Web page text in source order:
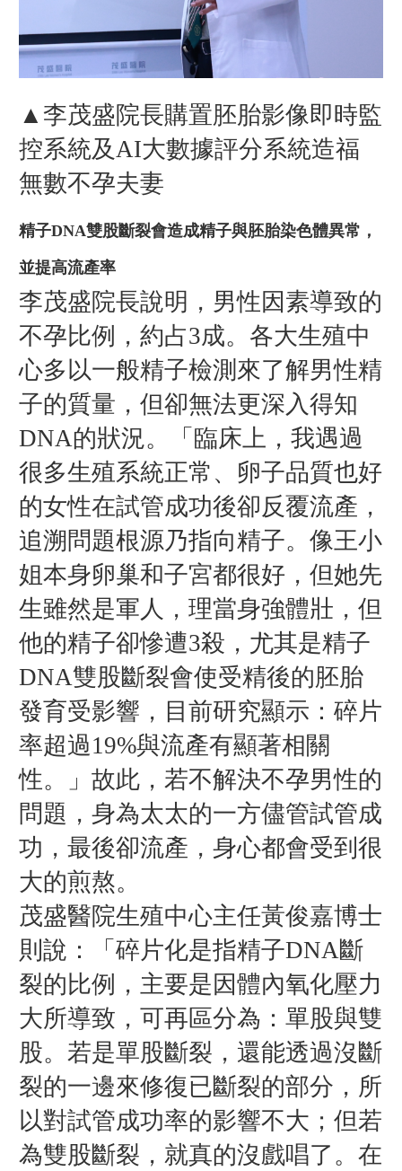
▲李茂盛院長購置胚胎影像即時監
控系統及AI大數據評分系統造福
無數不孕夫妻
精子DNA雙股斷裂會造成精子與胚胎染色體異常，
並提高流產率
李茂盛院長說明，男性因素導致的
不孕比例，約占3成。各大生殖中
心多以一般精子檢測來了解男性精
子的質量，但卻無法更深入得知
DNA的狀況。「臨床上，我遇過
很多生殖系統正常、卵子品質也好
的女性在試管成功後卻反覆流產，
追溯問題根源乃指向精子。像王小
姐本身卵巢和子宮都很好，但她先
生雖然是軍人，理當身強體壯，但
他的精子卻慘遭3殺，尤其是精子
DNA雙股斷裂會使受精後的胚胎
發育受影響，目前研究顯示：碎片
率超過19%與流產有顯著相關
性。」故此，若不解決不孕男性的
問題，身為太太的一方儘管試管成
功，最後卻流產，身心都會受到很
大的煎熬。
茂盛醫院生殖中心主任黃俊嘉博士
則說：「碎片化是指精子DNA斷
裂的比例，主要是因體內氧化壓力
大所導致，可再區分為：單股與雙
股。若是單股斷裂，還能透過沒斷
裂的一邊來修復已斷裂的部分，所
以對試管成功率的影響不大；但若
為雙股斷裂，就真的沒戲唱了。在